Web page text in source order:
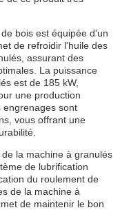
bois est équipée d'un
de refroidir l'huile des
assurant des
La puissance
est de 185 kW,
une production
engrenages sont
vous offrant une
la machine à granulés
de lubrification
du roulement de
de la machine à
de maintenir le bon